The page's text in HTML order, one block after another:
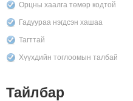
Орцны хаалга төмөр кодтой
Гадуураа нэгдсэн хашаа
Тагттай
Хүүхдийн тоглоомын талбай
Тайлбар